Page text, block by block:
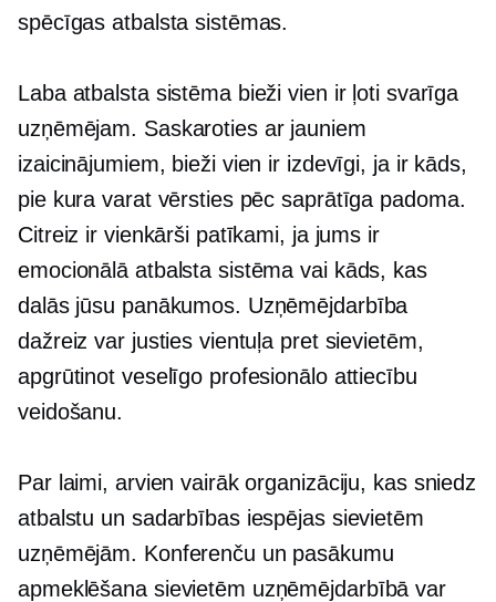
spēcīgas atbalsta sistēmas.
Laba atbalsta sistēma bieži vien ir ļoti svarīga
uzņēmējam. Saskaroties ar jauniem
izaicinājumiem, bieži vien ir izdevīgi, ja ir kāds,
pie kura varat vērsties pēc saprātīga padoma.
Citreiz ir vienkārši patīkami, ja jums ir
emocionālā atbalsta sistēma vai kāds, kas
dalās jūsu panākumos. Uzņēmējdarbība
dažreiz var justies vientuļa pret sievietēm,
apgrūtinot veselīgo profesionālo attiecību
veidošanu.
Par laimi, arvien vairāk organizāciju, kas sniedz
atbalstu un sadarbības iespējas sievietēm
uzņēmējām. Konferenču un pasākumu
apmeklēšana sievietēm uzņēmējdarbībā var